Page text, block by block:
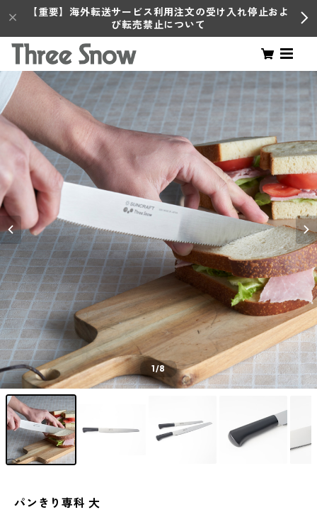
【重要】海外転送サービス利用注文の受け入れ停止およ
び転売禁止について
1/8
パンきり専科 大